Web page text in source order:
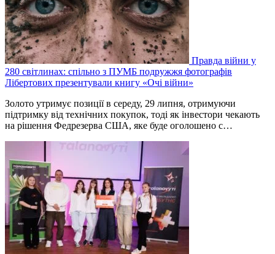
Правда війни у
280 світлинах: спільно з ПУМБ подружжя фотографів
Лібертових презентували книгу «Очі війни»
Золото утримує позиції в середу, 29 липня, отримуючи
підтримку від технічних покупок, тоді як інвестори чекають
на рішення Федрезерва США, яке буде оголошено ‌с…